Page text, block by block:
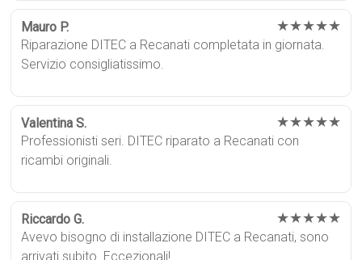
Mauro P. ★★★★★
Riparazione DITEC a Recanati completata in giornata.
Servizio consigliatissimo.
Valentina S. ★★★★★
Professionisti seri. DITEC riparato a Recanati con
ricambi originali.
Riccardo G. ★★★★★
Avevo bisogno di installazione DITEC a Recanati, sono
arrivati subito. Eccezionali!